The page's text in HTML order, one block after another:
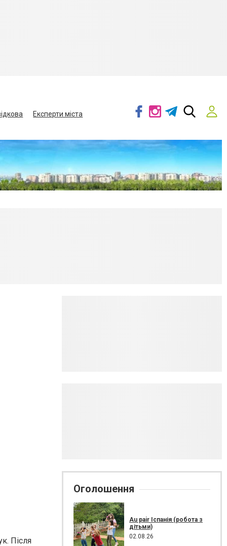
Експерти міста
Після
Оголошення
Au pair Іспанія (робота з
дітьми)
02.08.26